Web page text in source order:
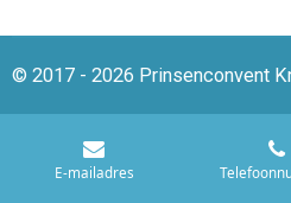
© 2017 - 2026 Prinsenconvent
E-mailadres